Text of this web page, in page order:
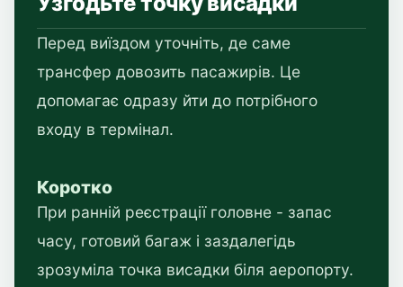
Перед виїздом уточніть, де саме
трансфер довозить пасажирів. Це
допомагає одразу йти до потрібного
входу в термінал.
Коротко
При ранній реєстрації головне - запас
часу, готовий багаж і заздалегідь
зрозуміла точка висадки біля аеропорту.